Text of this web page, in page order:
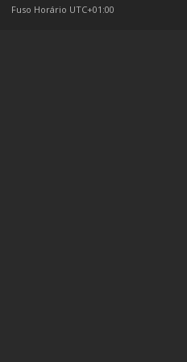
Fuso Horário UTC+01:00